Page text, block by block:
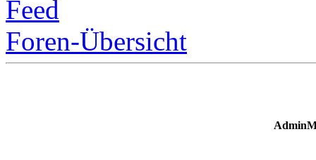
Foren-Übersicht